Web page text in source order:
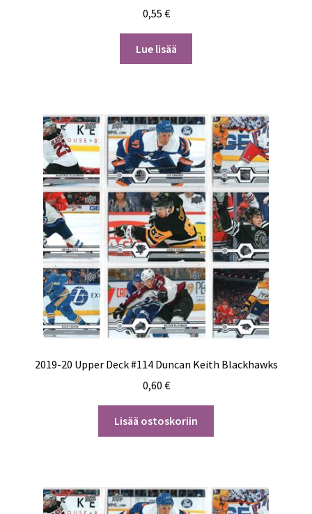
0,55 €
Lue lisää
2019-20 Upper Deck #114 Duncan Keith Blackhawks
0,60 €
Lisää ostoskoriin